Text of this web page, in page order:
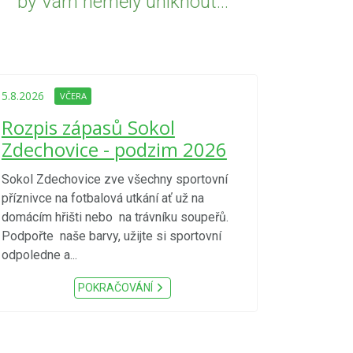
5.8.2026 VČERA
Rozpis zápasů Sokol
Zdechovice - podzim 2026
Sokol Zdechovice zve všechny sportovní
příznivce na fotbalová utkání ať už na
domácím hřišti nebo na trávníku soupeřů.
Podpořte naše barvy, užijte si sportovní
odpoledne a...
POKRAČOVÁNÍ